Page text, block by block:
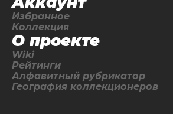
Избранное
Коллекция
О проекте
Wiki
Рейтинги
Алфавитный рубрикатор
География коллекционеров